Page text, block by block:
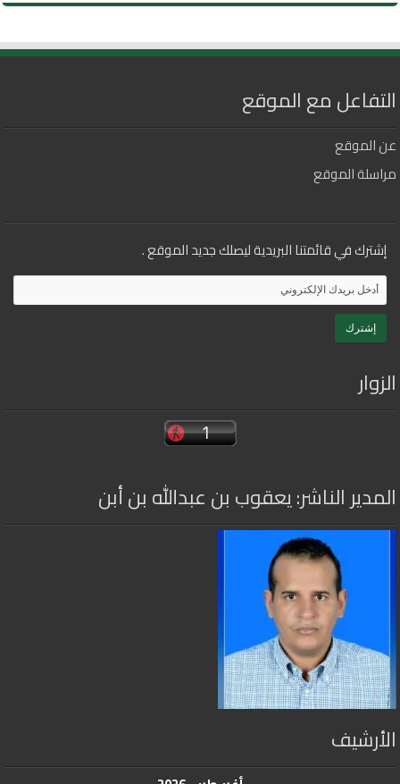
التفاعل مع الموقع
عن الموقع
مراسلة الموقع
إشترك في قائمتنا البريدية ليصلك جديد الموقع .
الزوار
المدير الناشر: يعقوب بن عبدالله بن أبن
الأرشيف